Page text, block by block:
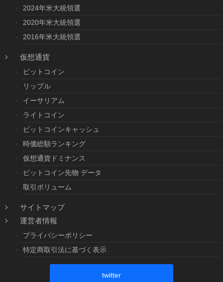
2024年米大統領選
2020年米大統領選
2016年米大統領選
仮想通貨
ビットコイン
リップル
イーサリアム
ライトコイン
ビットコインキャッシュ
時価総額ランキング
仮想通貨ドミナンス
ビットコイン先物 データ
取引ボリューム
サイトマップ
運営者情報
プライバシーポリシー
特定商取引法に基づく表示
twitter